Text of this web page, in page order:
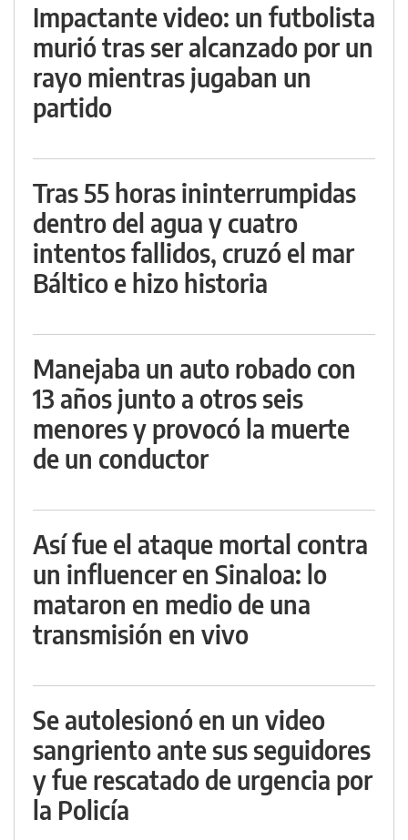
Impactante video: un futbolista
murió tras ser alcanzado por un
rayo mientras jugaban un
partido
Tras 55 horas ininterrumpidas
dentro del agua y cuatro
intentos fallidos, cruzó el mar
Báltico e hizo historia
Manejaba un auto robado con
13 años junto a otros seis
menores y provocó la muerte
de un conductor
Así fue el ataque mortal contra
un influencer en Sinaloa: lo
mataron en medio de una
transmisión en vivo
Se autolesionó en un video
sangriento ante sus seguidores
y fue rescatado de urgencia por
la Policía